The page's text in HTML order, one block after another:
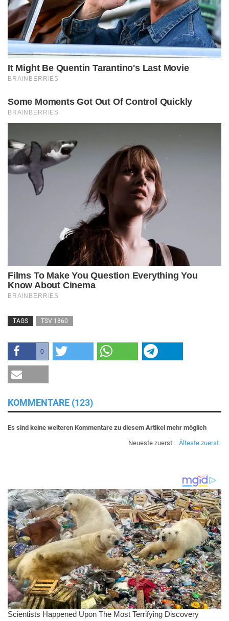
TAGS TSV 1860
0
KOMMENTARE (123)
Es sind keine weiteren Kommentare zu diesem Artikel mehr möglich
Neueste zuerst
Älteste zuerst